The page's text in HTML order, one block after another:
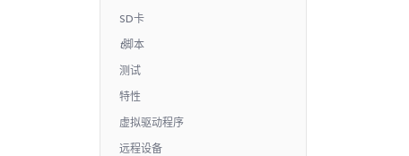
SD卡
t脚本
测试
特性
虚拟驱动程序
远程设备